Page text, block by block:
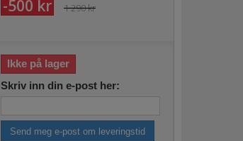
-500 kr 1 290 kr
Ikke på lager
Skriv inn din e-post her:
Send meg e-post om leveringstid